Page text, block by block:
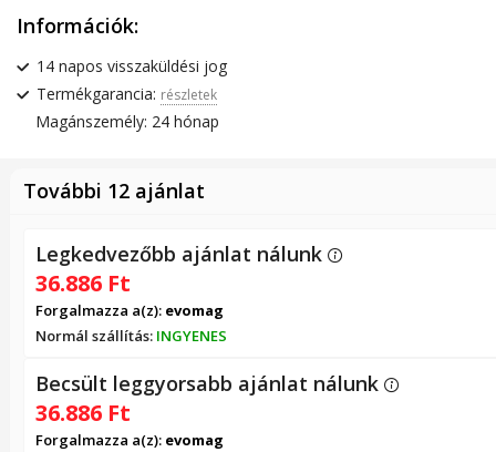
Információk:
14 napos visszaküldési jog
Termékgarancia: részletek
Magánszemély: 24 hónap
További 12 ajánlat
Legkedvezőbb ajánlat nálunk
36.886 Ft
Forgalmazza a(z): evomag
Normál szállítás: INGYENES
Becsült leggyorsabb ajánlat nálunk
36.886 Ft
Forgalmazza a(z): evomag